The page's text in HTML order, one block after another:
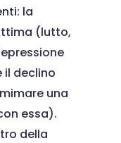
la
(lutto,
declino
una
essa).
della